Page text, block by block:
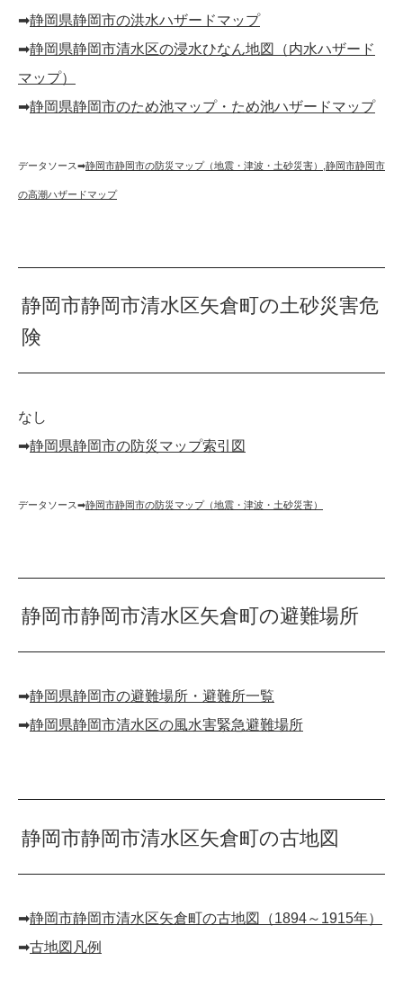
➡︎静岡県静岡市の洪水ハザードマップ
➡︎静岡県静岡市清水区の浸水ひなん地図（内水ハザード
マップ）
➡︎静岡県静岡市のため池マップ・ため池ハザードマップ
データソース➡︎静岡市静岡市の防災マップ（地震・津波・土砂災害） 静岡市静岡市
の高潮ハザードマップ
静岡市静岡市清水区矢倉町の土砂災害危
険
なし
➡︎静岡県静岡市の防災マップ索引図
データソース➡︎静岡市静岡市の防災マップ（地震・津波・土砂災害）
静岡市静岡市清水区矢倉町の避難場所
➡︎静岡県静岡市の避難場所・避難所一覧
➡︎静岡県静岡市清水区の風水害緊急避難場所
静岡市静岡市清水区矢倉町の古地図
➡︎静岡市静岡市清水区矢倉町の古地図（1894～1915年）
➡︎古地図凡例